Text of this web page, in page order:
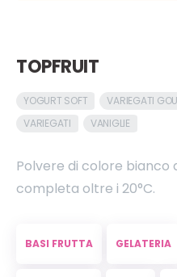
TOPFRUIT
YOGURT SOFT
VARIEGATI
VARIEGATI
VANIGLIE
Polvere di colore bianco
completa oltre i 20°C.
BASI FRUTTA GELATERIA